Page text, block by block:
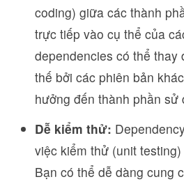
coding) giữa các thành
trực tiếp vào cụ thể của
dependencies có thể thay
thế bởi các phiên bản
hưởng đến thành phần sử
Dễ kiểm thử:
việc kiểm thử (unit
Bạn có thể dễ dàng cung